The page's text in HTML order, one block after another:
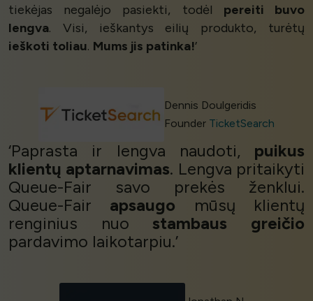
tiekėjas negalėjo pasiekti, todėl pereiti buvo
lengva. Visi, ieškantys eilių produkto, turėtų
ieškoti toliau. Mums jis patinka!’
Dennis Doulgeridis
Founder TicketSearch
‘Paprasta ir lengva naudoti, puikus
klientų aptarnavimas. Lengva pritaikyti
Queue-Fair savo prekės ženklui.
Queue-Fair apsaugo mūsų klientų
renginius nuostambaus greičio
pardavimo laikotarpiu.’